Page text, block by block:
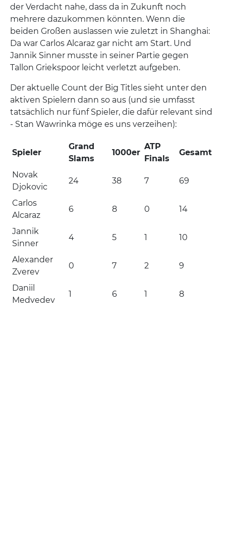
der Verdacht nahe, dass da in Zukunft noch
mehrere dazukommen könnten. Wenn die
beiden Großen auslassen wie zuletzt in Shanghai:
Da war Carlos Alcaraz gar nicht am Start. Und
Jannik Sinner musste in seiner Partie gegen
Tallon Griekspoor leicht verletzt aufgeben.
Der aktuelle Count der Big Titles sieht unter den
aktiven Spielern dann so aus (und sie umfasst
tatsächlich nur fünf Spieler, die dafür relevant sind
- Stan Wawrinka möge es uns verzeihen):
Spieler
Grand
Slams
1000er
ATP
Finals
Gesamt
Novak
Djokovic
24 38 7 69
Carlos
Alcaraz
6 8 0 14
Jannik
Sinner
4 5 1 10
Alexander
Zverev
0 7 2 9
Daniil
Medvedev
1 6 1 8